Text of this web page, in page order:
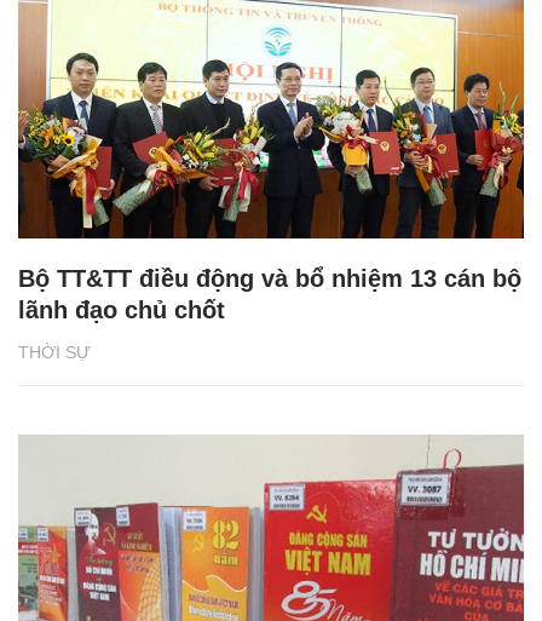
THỜI SỰ
Bộ TT&TT điều động và bổ nhiệm 13 cán bộ
lãnh đạo chủ chốt